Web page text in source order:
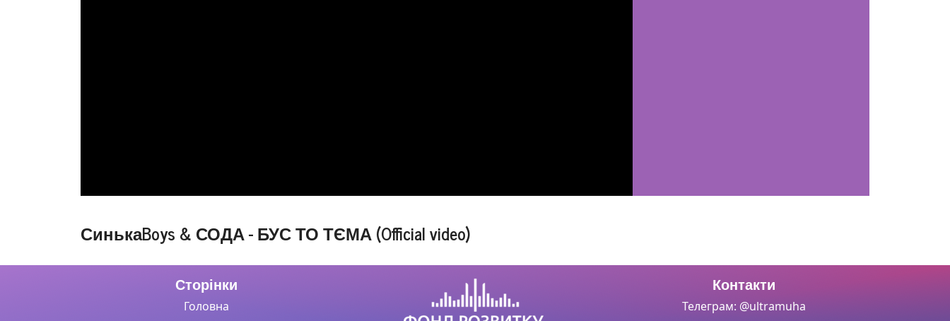
СинькаBoys & СОДА - БУС ТО ТЄМА (Official video)
Сторінки
Головна
Контакти
Телеграм: @ultramuha